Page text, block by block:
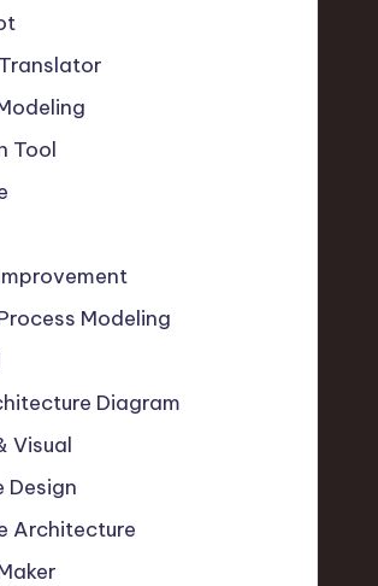
Tool
Modeling
Diagram
Visual
Design
Architecture